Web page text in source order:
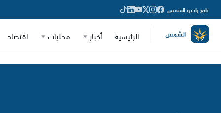
تابع راديو الشمس
الرئيسية أخبار محليات اقتصاد